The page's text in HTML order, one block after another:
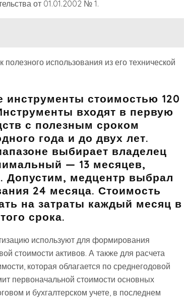
от 01.01.2002 № 1.
полезного использования из его технической
стоимостью 120
входят в первую
с полезным сроком
года и до двух лет.
выбирает владелец
— 13 месяцев,
медцентр выбрал
24 месяца. Стоимость
на затраты каждый месяц в
срока.
используют для формирования
стоимости активов. А также для расчета
которая облагается по среднегодовой
первоначальной стоимости основных
и бухгалтерском учете, в последнем